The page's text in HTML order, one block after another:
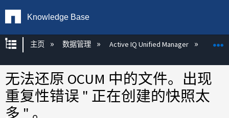
Knowledge Base
扩展/隐缩全局层次
主页 数据管理 Active IQ Unified Manager
无法还原 OCUM 中的文件。出现
重复性错误 " 正在创建的快照太
多 " 。